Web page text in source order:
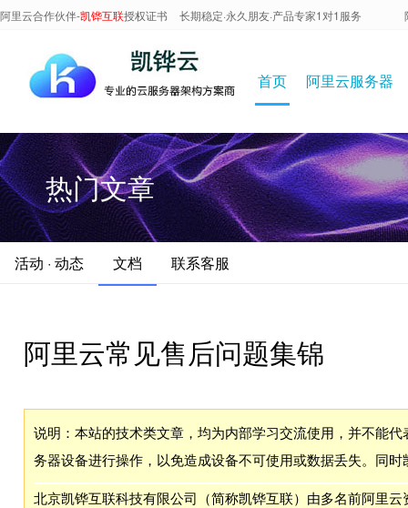
阿里云合作伙伴-凯铧互联授权证书 长期稳定·永久朋友·产品专家1对1服务
首页 阿里云服务器
热门文章
活动 · 动态 文档 联系客服
阿里云常见售后问题集锦
说明：本站的技术类文章，均为内部学习交流使用，并不能
务器设备进行操作，以免造成设备不可使用或数据丢失。同
北京凯铧互联科技有限公司（简称凯铧互联）由多名前阿里